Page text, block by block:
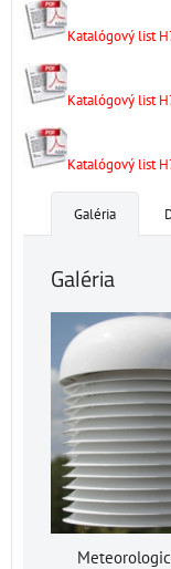
Katalógový list
Katalógový list
Katalógový list
Galéria
Galéria